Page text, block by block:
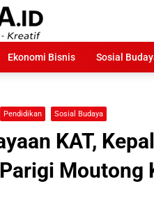
Ekonomi Bisnis Sosial
Pendidikan Sosial Budaya
KAT,
Moutong